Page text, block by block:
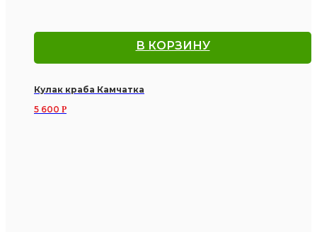
В КОРЗИНУ
Кулак краба Камчатка
5 600 Р